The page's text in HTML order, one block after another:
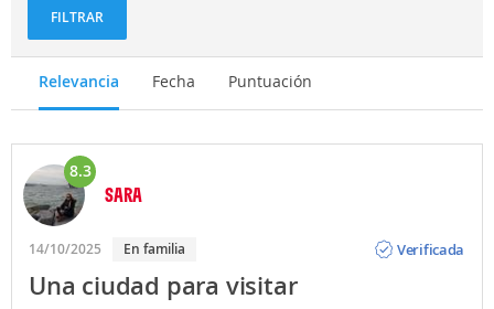
FILTRAR
Relevancia Fecha Puntuación
8.3
SARA
14/10/2025 En familia
Verificada
Una ciudad para visitar